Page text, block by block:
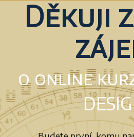
Děkuji
o online kurz